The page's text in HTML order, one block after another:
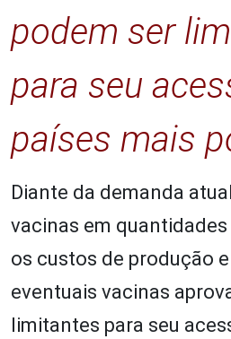
podem ser
para seu
países mais
Diante da demanda
vacinas em
os custos de produção
eventuais vacinas
limitantes para seu